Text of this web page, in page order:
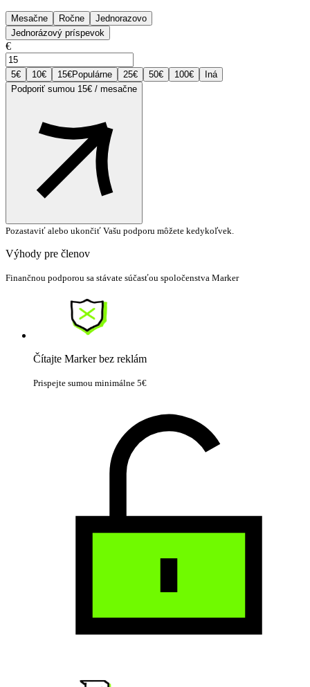
Mesačne Ročne
Jednorazovo
Jednorázový príspevok
€
5€ 10€ 15€Populárne 25€ 50€ 100€
Iná
Podporiť sumou 15€ / mesačne
Pozastaviť alebo ukončiť Vašu podporu môžete kedykoľvek.
Výhody pre členov
Finančnou podporou sa stávate súčasťou spoločenstva Marker
Čítajte Marker bez reklám
Prispejte sumou minimálne 5€